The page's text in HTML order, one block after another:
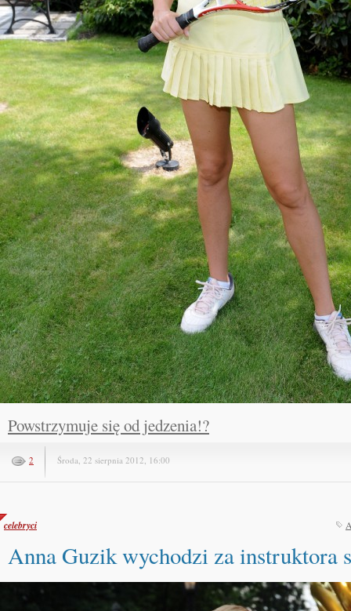
Powstrzymuje się od jedzenia!?
2 Środa, 22 sierpnia 2012, 16:00
celebryci
Anna Guzik wychodzi za instruktora